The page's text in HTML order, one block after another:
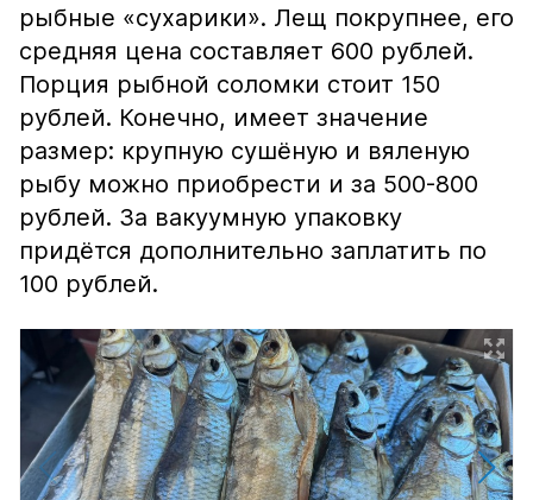
рыбные «сухарики». Лещ покрупнее, его
средняя цена составляет 600 рублей.
Порция рыбной соломки стоит 150
рублей. Конечно, имеет значение
размер: крупную сушёную и вяленую
рыбу можно приобрести и за 500-800
рублей. За вакуумную упаковку
придётся дополнительно заплатить по
100 рублей.